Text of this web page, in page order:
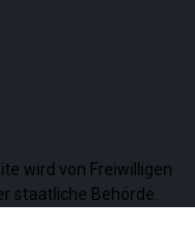
wird von Freiwilligen
staatliche Behörde.